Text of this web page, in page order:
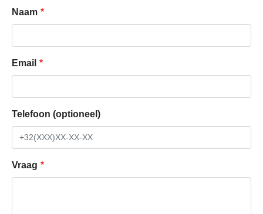
Naam
Email
Telefoon (optioneel)
Vraag